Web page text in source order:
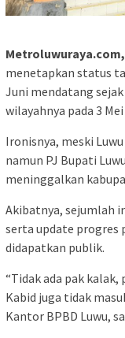
Metroluwuraya.com,
menetapkan status
Juni mendatang
wilayahnya pada 3
Ironisnya, meski
namun PJ Bupati
meninggalkan
Akibatnya, sejumlah
serta update progres
didapatkan publik.
“Tidak ada pak
Kabid juga tidak
Kantor BPBD Luwu,